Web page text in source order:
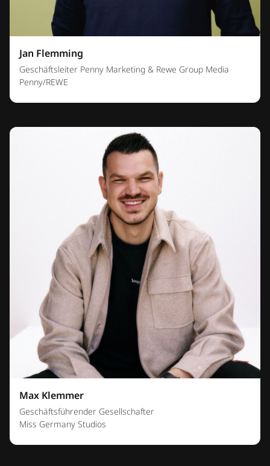
Jan Flemming
Geschäftsleiter Penny Marketing & Rewe Group Media
Penny/REWE
Max Klemmer
Geschäftsführender Gesellschafter
Miss Germany Studios